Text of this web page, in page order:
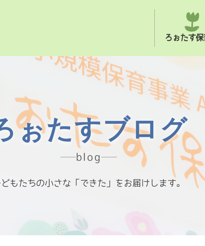
ろぉたす保
ぉたすブログ
blog
もたちの小さな「できた」をお届けします。